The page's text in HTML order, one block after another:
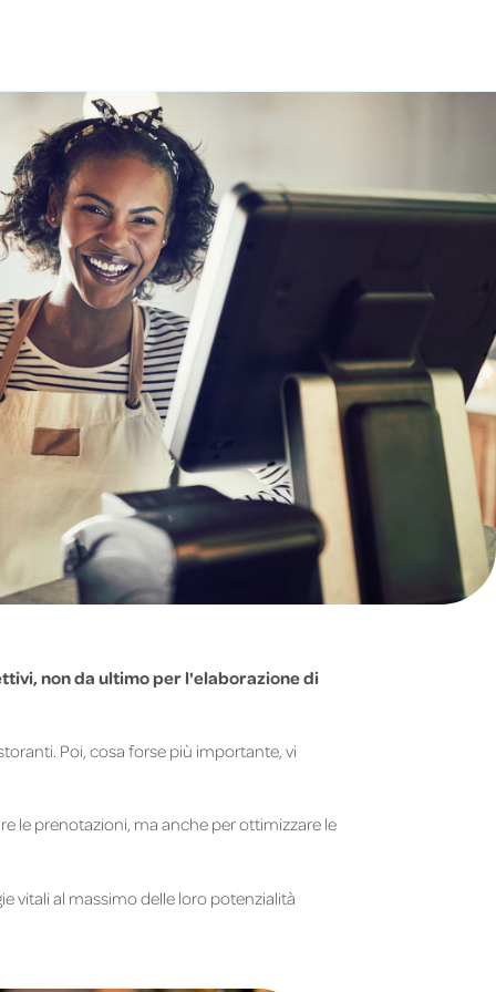
non da ultimo per l'elaborazione di
Poi, cosa forse più importante, vi
le prenotazioni, ma anche per ottimizzare le
vitali al massimo delle loro potenzialità